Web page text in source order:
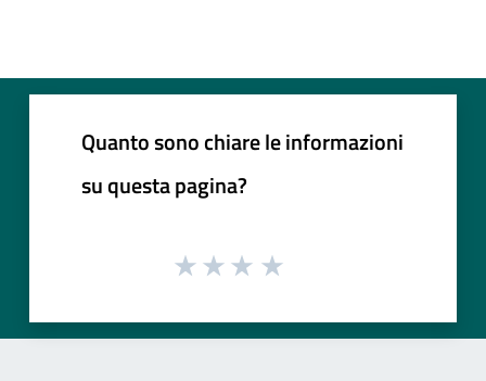
Quanto sono chiare le informazioni
su questa pagina?